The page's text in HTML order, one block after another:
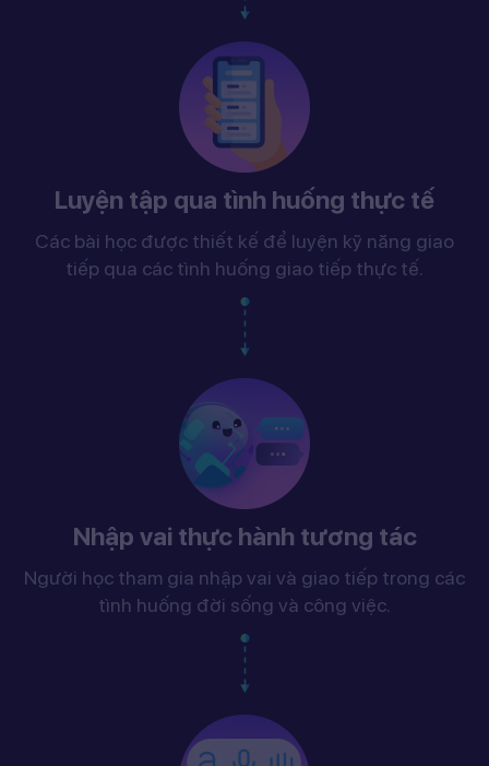
Luyện tập qua tình huống thực tế
Các bài học được thiết kế để luyện kỹ năng giao
tiếp qua các tình huống giao tiếp thực tế.
Nhập vai thực hành tương tác
Người học tham gia nhập vai và giao tiếp trong các
tình huống đời sống và công việc.